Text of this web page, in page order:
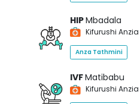
HIPMbadala
Kifurushi Anzia
Anza Tathmini
IVFMatibabu
Kifurushi Anzia